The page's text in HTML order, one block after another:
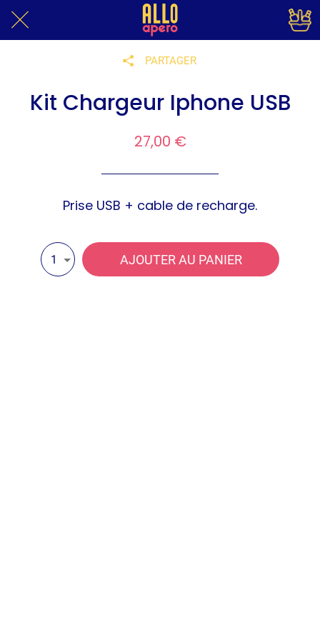
PARTAGER
Kit Chargeur Iphone USB
27,00 €
Prise USB + cable de recharge.
1 AJOUTER AU PANIER